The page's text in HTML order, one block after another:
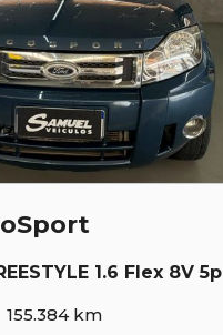
1.6 Flex 8V 5p
155.384 km